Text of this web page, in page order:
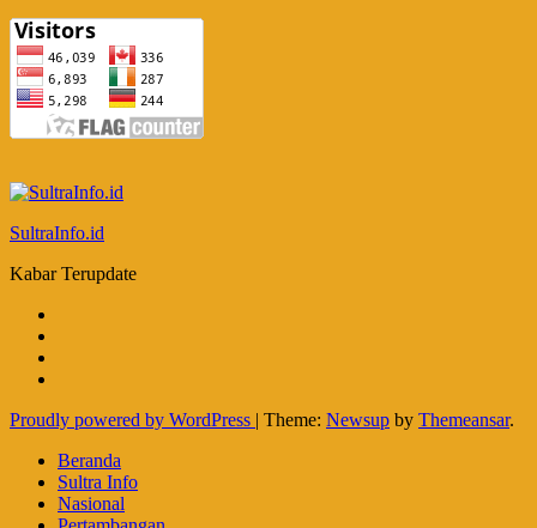
SultraInfo.id
Kabar Terupdate
Proudly powered by WordPress | Theme: Newsup by Themeansar.
Beranda
Sultra Info
Nasional